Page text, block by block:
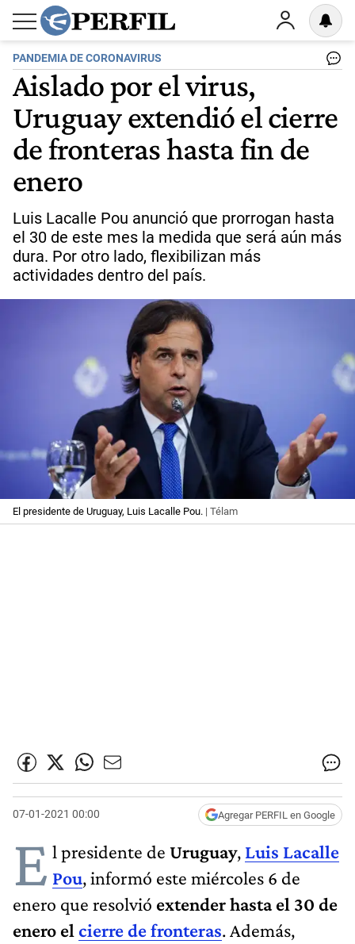
PANDEMIA DE CORONAVIRUS
Aislado por el virus,
Uruguay extendió el cierre
de fronteras hasta fin de
enero
Luis Lacalle Pou anunció que prorrogan hasta
el 30 de este mes la medida que será aún más
dura. Por otro lado, flexibilizan más
actividades dentro del país.
El presidente de Uruguay, Luis Lacalle Pou. | Télam
07-01-2021 00:00 Agregar PERFIL en Google
E l presidente de Uruguay, Luis Lacalle
Pou, informó este miércoles 6 de
enero que resolvió extender hasta el 30 de
enero el cierre de fronteras. Además,